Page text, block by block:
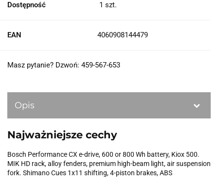
Dostępność 1 szt.
EAN 4060908144479
Masz pytanie? Dzwoń: 459-567-653
Opis
Najważniejsze cechy
Bosch Performance CX e-drive, 600 or 800 Wh battery, Kiox 500.
MIK HD rack, alloy fenders, premium high-beam light, air suspension
fork. Shimano Cues 1x11 shifting, 4-piston brakes, ABS